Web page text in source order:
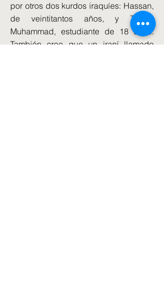
por otros dos kurdos iraquíes: Hassan,
de veintitantos años, y Twana
Muhammad, estudiante de 18 años.
También cree que un iraní llamado